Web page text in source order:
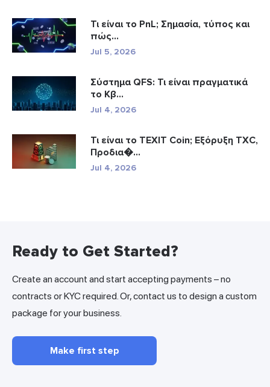
Τι είναι το PnL; Σημασία, τύπος και
πώς...
Jul 5, 2026
Σύστημα QFS: Τι είναι πραγματικά
το Κβ...
Jul 4, 2026
Τι είναι το TEXIT Coin; Εξόρυξη TXC,
Προδια�...
Jul 4, 2026
Ready to Get Started?
Create an account and start accepting payments – no
contracts or KYC required. Or, contact us to design a custom
package for your business.
Make first step